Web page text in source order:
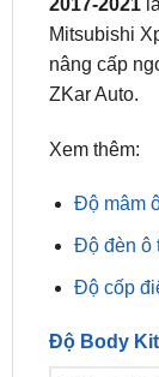
ZKar Auto.
Xem thêm:
Độ mâm
Độ Body
quận 1